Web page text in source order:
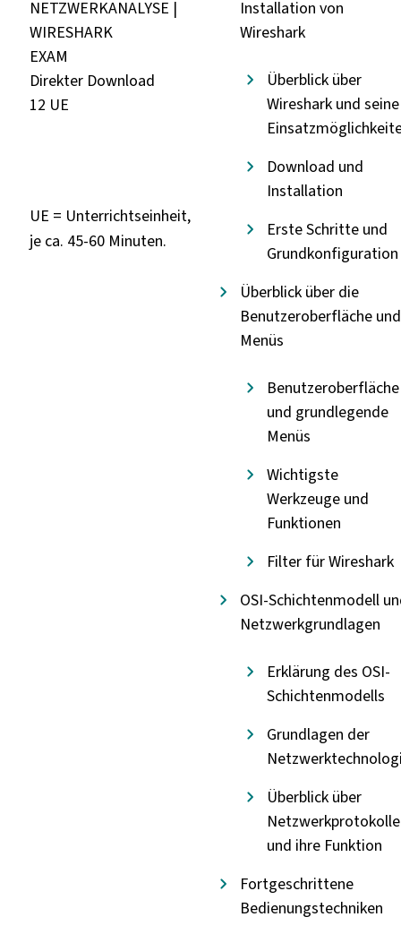
NETZWERKANALYSE |
WIRESHARK
EXAM
Direkter Download
12 UE
UE = Unterrichtseinheit,
je ca. 45-60 Minuten.
Installation von
Wireshark
Überblick über
Wireshark und seine
Download und
Installation
Erste Schritte und
Grundkonfiguration
Überblick über die
Benutzeroberfläche und
Menüs
Benutzeroberfläche
und grundlegende
Menüs
Wichtigste
Werkzeuge und
Funktionen
Filter für Wireshark
OSI-Schichtenmodell
Netzwerkgrundlagen
Erklärung des OSI-
Schichtenmodells
Grundlagen der
Überblick über
Netzwerkprotokolle
und ihre Funktion
Fortgeschrittene
Bedienungstechniken